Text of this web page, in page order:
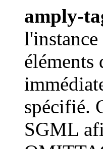
amply-
l'instance
spécifié.
SGML